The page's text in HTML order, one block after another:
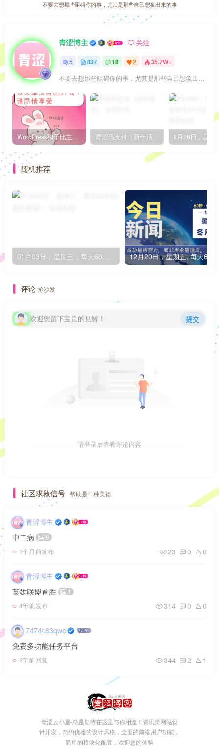
不要去想那些阻碍你的事，尤其是那些自己想象出来的事
青涩博主 关注
5 837 18 2 35.7W+
不要去想那些阻碍你的事，尤其是那些自己想象出来的事
WordPress和子比主题模板&网站美化方法教程-已更新到:23-01-8 青涩码支付（新年活动）
随机推荐
评论 抢沙发
欢迎您留下宝贵的见解！ 提交
请登录后查看评论内容
社区求救信号 帮助是一种美德
青涩博主
中二病 9
1个月前发布 23 0 0
青涩博主
英雄联盟首胜 1
4年前发布 314 0 0
7474483qwe
免费多功能任务平台
2年前回复 344 2 1
青涩云小屋-总是期待在这里与你相逢！资讯类网站设
计开发，简约优雅的设计风格，全面的前端用户功能，
简单的模块化配置，欢迎您的体验